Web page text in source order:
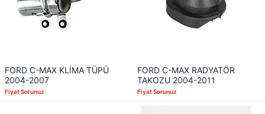
FORD C-MAX KLİMA TÜPÜ
2004-2007
Fiyat Sorunuz
FORD C-MAX RADYATÖR
TAKOZU 2004-2011
Fiyat Sorunuz